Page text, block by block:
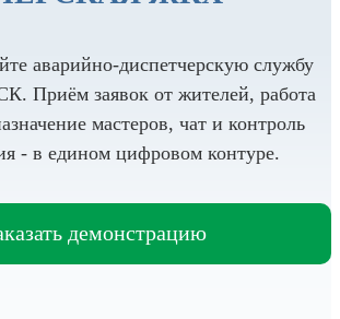
аварийно-диспетчерскую службу
заявок от жителей, работа
мастеров, чат и контроль
- в едином цифровом контуре.
демонстрацию